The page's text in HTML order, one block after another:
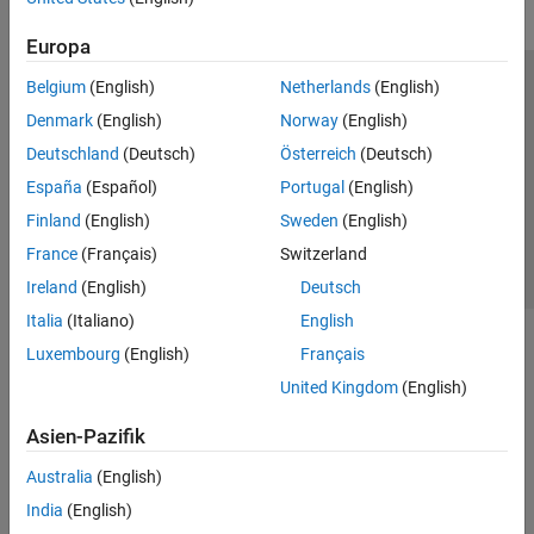
Europa
Belgium (English)
Denmark (English)
Deutschland (Deutsch)
España (Español)
Finland (English)
France (Français)
Ireland (English)
Italia (Italiano)
Luxembourg (English)
Netherlands(English)
Norway(English)
Österreich (Deutsch)
Portugal (English)
Sweden (English)
Switzerland
Deutsch
English
Français
United Kingdom(English)
Asien-Pazifik
Australia (English)
India (English)
Trust Center
Datenschutz-Richtlinien
Datendiebstahl verhindern
Status von Anwendungen
© 1994-2026 The MathWorks, Inc.
Website auswählen
Deutschland